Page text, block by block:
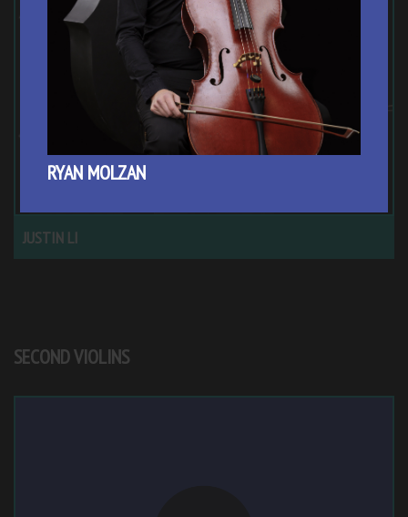
JUSTIN LI
SECOND VIOLINS
RYAN MOLZAN